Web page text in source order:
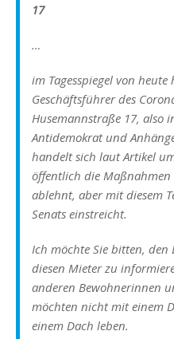
17
…
im Tagesspiegel von
Geschäftsführer des
Husemannstraße 17, also
Antidemokrat und
handelt sich laut Artikel
öffentlich die Maßnahmen
ablehnt, aber mit diesem
Senats einstreicht.
Ich möchte Sie bitten, den
diesen Mieter zu
anderen Bewohnerinnen
möchten nicht mit einem
einem Dach leben.